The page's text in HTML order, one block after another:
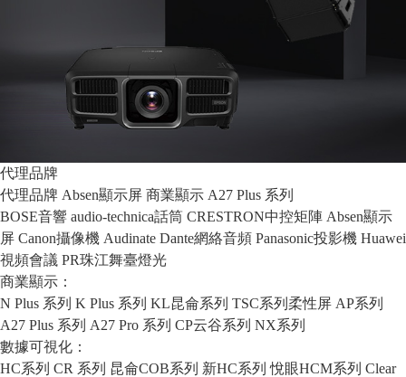
代理品牌
代理品牌 Absen顯示屏 商業顯示 A27 Plus 系列
BOSE音響 audio-technica話筒 CRESTRON中控矩陣 Absen顯示
屏 Canon攝像機 Audinate Dante網絡音頻 Panasonic投影機 Huawei
視頻會議 PR珠江舞臺燈光
商業顯示：
N Plus 系列 K Plus 系列 KL昆侖系列 TSC系列柔性屏 AP系列
A27 Plus 系列 A27 Pro 系列 CP云谷系列 NX系列
數據可視化：
HC系列 CR 系列 昆侖COB系列 新HC系列 悅眼HCM系列 Clear